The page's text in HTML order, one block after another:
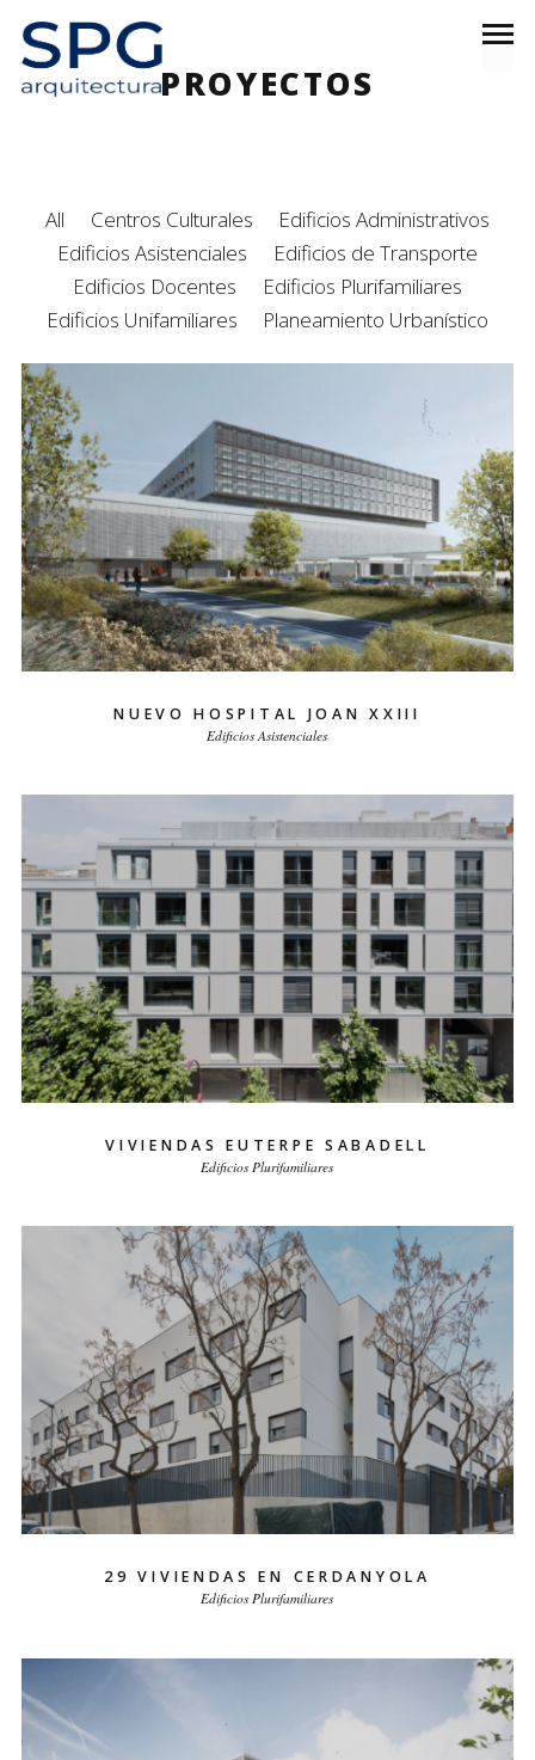
PROYECTOS
All Centros Culturales
Edificios Administrativos
Edificios Asistenciales
Edificios de Transporte
Edificios Docentes
Edificios Plurifamiliares
Edificios Unifamiliares
Planeamiento Urbanístico
NUEVO HOSPITAL JOAN XXIII
Edificios Asistenciales
VIVIENDAS EUTERPE SABADELL
Edificios Plurifamiliares
29 VIVIENDAS EN CERDANYOLA
Edificios Plurifamiliares